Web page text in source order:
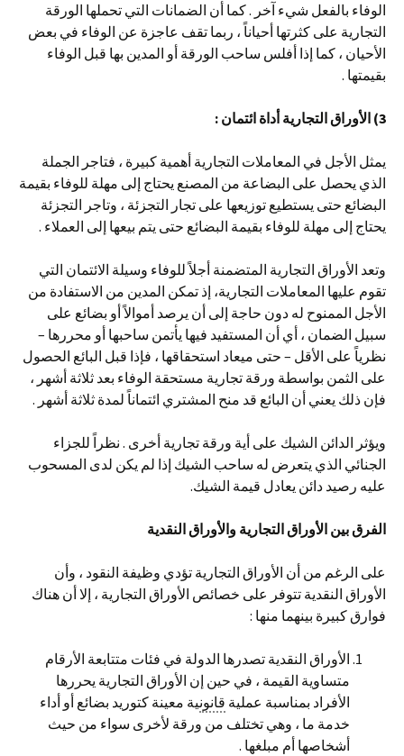
الوفاء بالفعل شيء آخر . كما أن الضمانات التي تحملها الورقة
التجارية على كثرتها أحياناً ، ربما تقف عاجزة عن الوفاء في بعض
الأحيان ، كما إذا أفلس ساحب الورقة أو المدين بها قبل الوفاء
بقيمتها .
3) الأوراق التجارية أداة ائتمان :
يمثل الأجل في المعاملات التجارية أهمية كبيرة ، فتاجر الجملة
الذي يحصل على البضاعة من المصنع يحتاج إلى مهلة للوفاء بقيمة
البضائع حتى يستطيع توزيعها على تجار التجزئة ، وتاجر التجزئة
يحتاج إلى مهلة للوفاء بقيمة البضائع حتى يتم بيعها إلى العملاء .
وتعد الأوراق التجارية المتضمنة أجلاً للوفاء وسيلة الائتمان التي
تقوم عليها المعاملات التجارية، إذ تمكن المدين من الاستفادة من
الأجل الممنوح له دون حاجة إلى أن يرصد أموالاً أو بضائع على
سبيل الضمان ، أي أن المستفيد فيها يأتمن ساحبها أو محررها –
نظرياً على الأقل – حتى ميعاد استحقاقها ، فإذا قبل البائع الحصول
على الثمن بواسطة ورقة تجارية مستحقة الوفاء بعد ثلاثة أشهر ،
فإن ذلك يعني أن البائع قد منح المشتري ائتماناً لمدة ثلاثة أشهر .
ويؤثر الدائن الشيك على أية ورقة تجارية أخرى . نظراً للجزاء
الجنائي الذي يتعرض له ساحب الشيك إذا لم يكن لدى المسحوب
عليه رصيد دائن يعادل قيمة الشيك.
الفرق بين الأوراق التجارية والأوراق النقدية
على الرغم من أن الأوراق التجارية تؤدي وظيفة النقود ، وأن
الأوراق النقدية تتوفر على خصائص الأوراق التجارية ، إلا أن هناك
فوارق كبيرة بينهما منها :
الأوراق النقدية تصدرها الدولة في فئات متتابعة الأرقام
متساوية القيمة ، في حين إن الأوراق التجارية يحررها
الأفراد بمناسبة عملية قانونية معينة كتوريد بضائع أو أداء
خدمة ما ، وهي تختلف من ورقة لأخرى سواء من حيث
أشخاصها أم مبلغها .